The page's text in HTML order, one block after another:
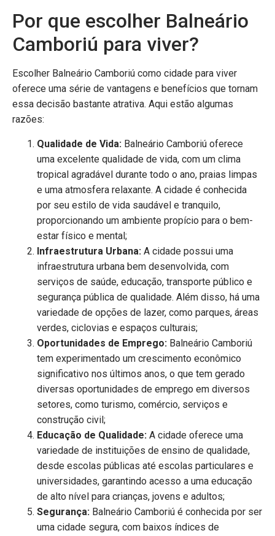
Por que escolher Balneário
Camboriú para viver?
Escolher Balneário Camboriú como cidade para viver
oferece uma série de vantagens e benefícios que tornam
essa decisão bastante atrativa. Aqui estão algumas
razões:
Qualidade de Vida: Balneário Camboriú oferece
uma excelente qualidade de vida, com um clima
tropical agradável durante todo o ano, praias limpas
e uma atmosfera relaxante. A cidade é conhecida
por seu estilo de vida saudável e tranquilo,
proporcionando um ambiente propício para o bem-
estar físico e mental;
Infraestrutura Urbana: A cidade possui uma
infraestrutura urbana bem desenvolvida, com
serviços de saúde, educação, transporte público e
segurança pública de qualidade. Além disso, há uma
variedade de opções de lazer, como parques, áreas
verdes, ciclovias e espaços culturais;
Oportunidades de Emprego: Balneário Camboriú
tem experimentado um crescimento econômico
significativo nos últimos anos, o que tem gerado
diversas oportunidades de emprego em diversos
setores, como turismo, comércio, serviços e
construção civil;
Educação de Qualidade: A cidade oferece uma
variedade de instituições de ensino de qualidade,
desde escolas públicas até escolas particulares e
universidades, garantindo acesso a uma educação
de alto nível para crianças, jovens e adultos;
Segurança: Balneário Camboriú é conhecida por ser
uma cidade segura, com baixos índices de